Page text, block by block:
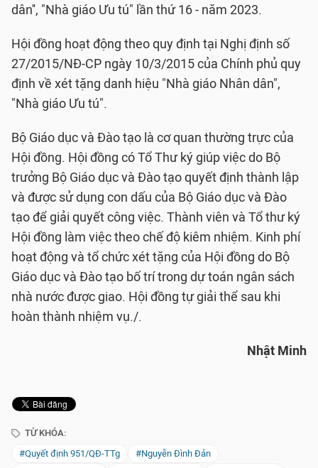
dân'', "Nhà giáo Ưu tú" lần thứ 16 - năm 2023.
Hội đồng hoạt động theo quy định tại Nghị định số
27/2015/NĐ-CP ngày 10/3/2015 của Chính phủ quy
định về xét tặng danh hiệu "Nhà giáo Nhân dân",
"Nhà giáo Ưu tú".
Bộ Giáo dục và Đào tạo là cơ quan thường trực của
Hội đồng. Hội đồng có Tổ Thư ký giúp việc do Bộ
trưởng Bộ Giáo dục và Đào tạo quyết định thành lập
và được sử dụng con dấu của Bộ Giáo dục và Đào
tạo để giải quyết công việc. Thành viên và Tổ thư ký
Hội đồng làm việc theo chế độ kiêm nhiệm. Kinh phí
hoạt động và tổ chức xét tặng của Hội đồng do Bộ
Giáo dục và Đào tạo bố trí trong dự toán ngân sách
nhà nước được giao. Hội đồng tự giải thể sau khi
hoàn thành nhiệm vụ./.
Nhật Minh
TỪ KHÓA:
#Quyết định 951/QĐ-TTg
#Nguyễn Đình Đản